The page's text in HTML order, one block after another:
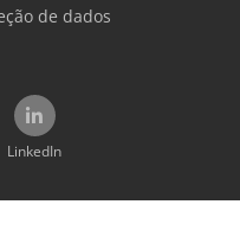
de dados
LinkedIn